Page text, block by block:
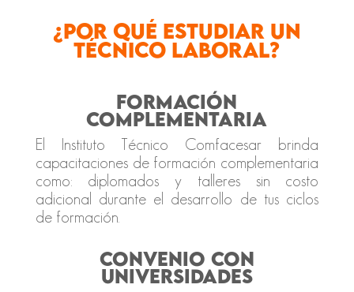
¿Por qué estudiar un
Técnico Laboral?
FORMACIÓN
COMPLEMENTARIA
El Instituto Técnico Comfacesar brinda
capacitaciones de formación complementaria
como: diplomados y talleres sin costo
adicional durante el desarrollo de tus ciclos
de formación.
CONVENIO CON
UNIVERSIDADES